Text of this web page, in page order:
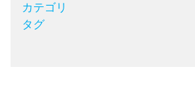
カテゴリ
タグ